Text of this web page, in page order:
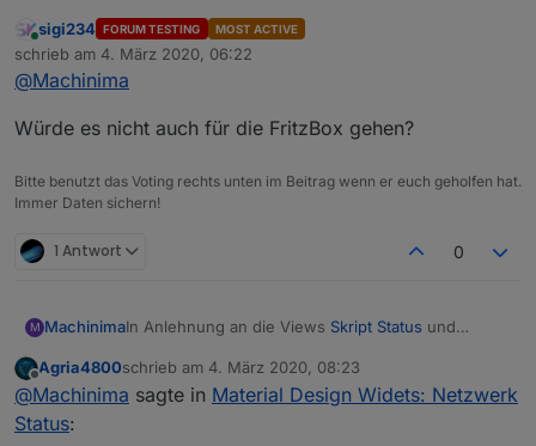
habe ich mir eine View mit den Geräten aus dem
TR064-Adapter erstellt, siehe nachfolgender
Screenshot.
Voraussetzung:
Material Design Widgets v0.2.66
Funktionen:
Online
sigi234 FORUM TESTING MOST ACTIVE
schrieb am 4. März 2020, 06:22
zuletzt editiert von
@Machinima
Würde es nicht auch für die FritzBox gehen?
Bitte benutzt das Voting rechts unten im Beitrag wenn er euch geholfen hat.
Immer Daten sichern!
1 Antwort 0
M MachinimaIn Anlehnung an die Views Skript Status und
habe ich mir eine View mit den Geräten aus dem
TR064-Adapter erstellt, siehe nachfolgender
Offline
Agria4800schrieb am 4. März 2020, 08:23
zuletzt editiert von
@Machinima sagte in Material Design Widets: Netzwerk
Status: